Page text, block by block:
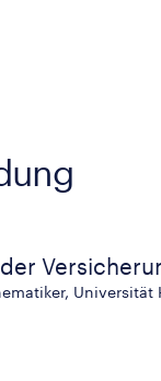
Universität